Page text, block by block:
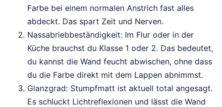
Farbe bei einem normalen Anstrich fast alles
abdeckt. Das spart Zeit und Nerven.
Nassabriebbeständigkeit: Im Flur oder in der
Küche brauchst du Klasse 1 oder 2. Das bedeutet,
du kannst die Wand feucht abwischen, ohne dass
du die Farbe direkt mit dem Lappen abnimmst.
Glanzgrad: Stumpfmatt ist aktuell total angesagt.
Es schluckt Lichtreflexionen und lässt die Wand